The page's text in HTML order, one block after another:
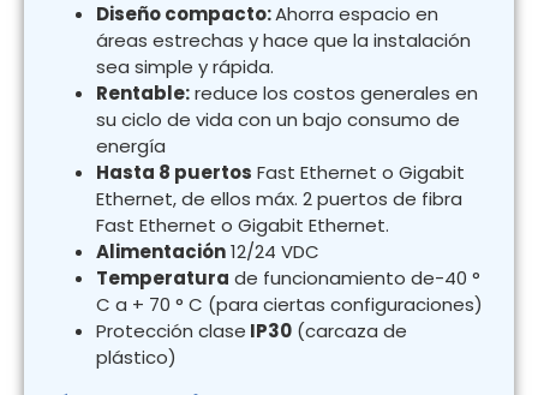
Diseño compacto:Ahorra espacio en
áreas estrechas y hace que la instalación
sea simple y rápida.
Rentable:reduce los costos generales en
su ciclo de vida con un bajo consumo de
energía
Hasta 8 puertos Fast Ethernet o Gigabit
Ethernet, de ellos máx. 2 puertos de fibra
Fast Ethernet o Gigabit Ethernet.
Alimentación12/24 VDC
Temperatura de funcionamiento de-40 °
C a + 70 ° C (para ciertas configuraciones)
Protección clase IP30 (carcaza de
plástico)